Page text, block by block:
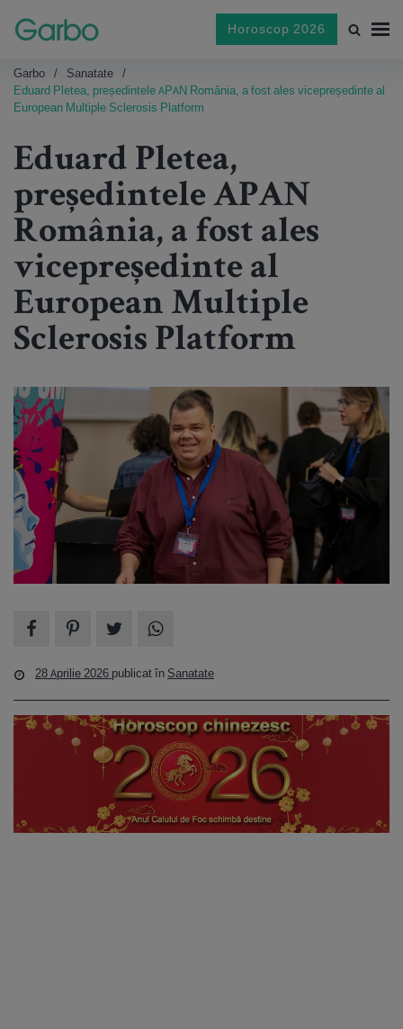
Horoscop 2026
Garbo
Sanatate
Eduard Pletea, președintele APAN România, a fost ales vicepreședinte al
European Multiple Sclerosis Platform
Eduard Pletea,
președintele APAN
România, a fost ales
vicepreședinte al
European Multiple
Sclerosis Platform
28 Aprilie 2026 publicat în Sanatate